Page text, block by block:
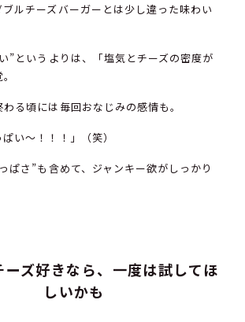
ルチーズバーガーとは少し違った味わい
”というよりは、「塩気とチーズの密度が
る頃には毎回おなじみの感情も。
い〜！！！」（笑）
ぱさ”も含めて、ジャンキー欲がしっかり
ーズ好きなら、一度は試してほ
しいかも